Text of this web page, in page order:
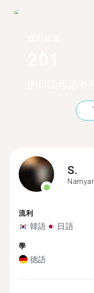
S.
流利
韓語 日語
學
德語